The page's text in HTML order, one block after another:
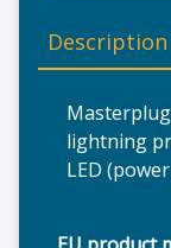
Description
lightning
LED